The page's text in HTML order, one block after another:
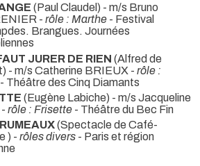
(Paul Claudel) - m/s Bruno
- rôle : Marthe - Festival
Brangues. Journées
JURER DE RIEN (Alfred de
- m/s Catherine BRIEUX - rôle :
- Théâtre des Cinq Diamants
(Eugène Labiche) - m/s Jacqueline
rôle : Frisette - Théâtre du Bec Fin
(Spectacle de Café-
) - rôles divers - Paris et région